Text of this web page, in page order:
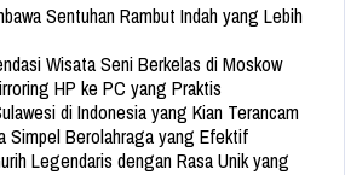
Sentuhan Rambut Indah yang Lebih
Wisata Seni Berkelas di Moskow
HP ke PC yang Praktis
di Indonesia yang Kian Terancam
Simpel Berolahraga yang Efektif
Legendaris dengan Rasa Unik yang